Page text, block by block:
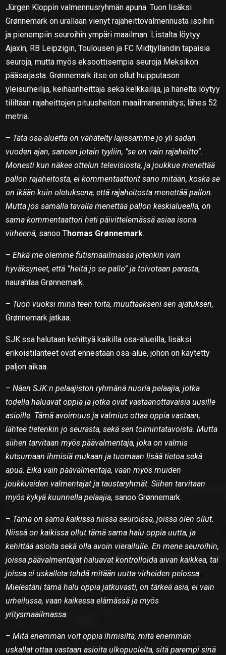
Jürgen Kloppin valmennusryhmän apuna. Tuon lisäksi
Grønnemark on urallaan vienyt rajaheittovalmennusta isoihin
ja pienempiin seuroihin ympäri maailman. Listalta löytyy
Ajaxin, RB Leipzigin, Toulousen ja FC Midtjyllandin tapaisia
seuroja, mutta myös eksoottisempia seuroja Meksikon
pääsarjasta. Grønnemark itse on ollut huipputason
yleisurheilija, keihäänheittäjä sekä kelkkailija, ja häneltä löytyy
tililtään rajaheittojen pituusheiton maailmanennätys; lähes 52
metriä.
– Tätä osa-aluetta on vähätelty lajissamme jo yli sadan
vuoden ajan, sanoen jotain tyyliin, ”se on vain rajaheitto”.
Monesti kun näkee ottelun televisiosta, ja joukkue menettää
pallon rajaheitosta, ei kommentaattorit sano mitään, koska se
on ikään kuin oletuksena, että rajaheitosta menettää pallon.
Mutta jos samalla tavalla menettää pallon keskialueella, on
sama kommentaattori heti päivittelemässä asiaa isona
virheenä, sanoo Thomas Grønnemark.
–Ehkä me olemme futismaailmassa jotenkin vain
hyväksyneet, että ”heitä jo se pallo” ja toivotaan parasta,
naurahtaa Grønnemark.
– Tuon vuoksi minä teen töitä, muuttaakseni sen ajatuksen,
Grønnemark jatkaa.
SJK:ssa halutaan kehittyä kaikilla osa-alueilla, lisäksi
erikoistilanteet ovat ennestään osa-alue, johon on käytetty
paljon aikaa.
–Näen SJK:n pelaajiston ryhmänä nuoria pelaajia, jotka
todella haluavat oppia ja jotka ovat vastaanottavaisia uusille
asioille. Tämä avoimuus ja valmius ottaa oppia vastaan,
lähtee tietenkin jo seurasta, sekä sen toimintatavoista. Mutta
siihen tarvitaan myös päävalmentaja, joka on valmis
kutsumaan ihmisiä mukaan ja tuomaan lisää tietoa sekä
apua. Eikä vain päävalmentaja, vaan myös muiden
joukkueiden valmentajat ja taustaryhmät. Siihen tarvitaan
myös kykyä kuunnella pelaajia, sanoo Grønnemark.
– Tämä on sama kaikissa niissä seuroissa, joissa olen ollut.
Niissä on kaikissa ollut tämä sama halu oppia uutta, ja
kehittää asioita sekä olla avoin vierailulle. En mene seuroihin,
joissa päävalmentajat haluavat kontrolloida aivan kaikkea, tai
joissa ei uskalleta tehdä mitään uutta virheiden pelossa.
Mielestäni tämä halu oppia jatkuvasti, on tärkeä asia, ei vain
urheilussa, vaan kaikessa elämässä ja myös
yritysmaailmassa.
–Mitä enemmän voit oppia ihmisiltä, mitä enemmän
uskallat ottaa vastaan asioita ulkopuolelta, sitä parempi sinä